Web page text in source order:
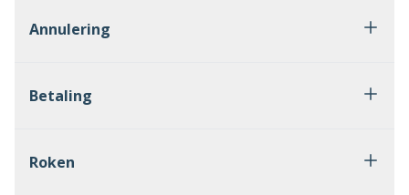
Annulering
Betaling
Roken